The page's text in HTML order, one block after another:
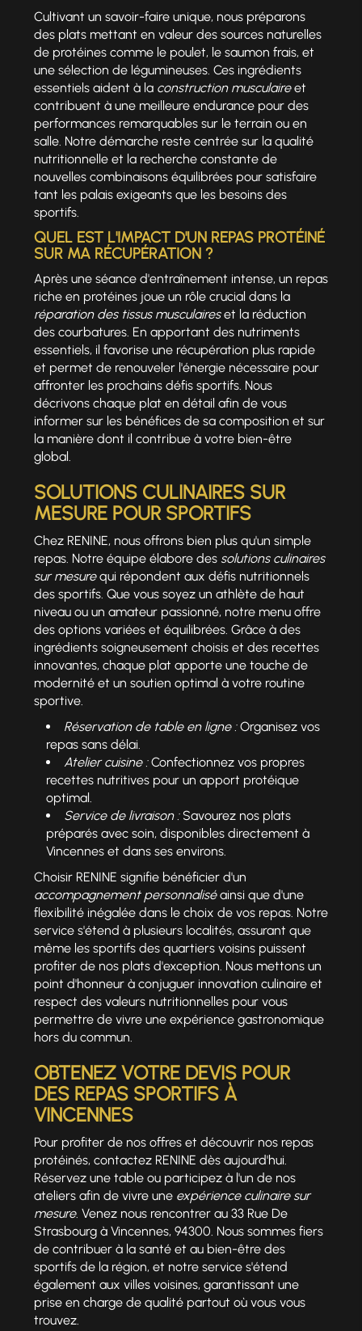
Cultivant un savoir-faire unique, nous préparons
des plats mettant en valeur des sources naturelles
de protéines comme le poulet, le saumon frais, et
une sélection de légumineuses. Ces ingrédients
essentiels aident à la construction musculaireet
contribuent à une meilleure endurance pour des
performances remarquables sur le terrain ou en
salle. Notre démarche reste centrée sur la qualité
nutritionnelle et la recherche constante de
nouvelles combinaisons équilibrées pour satisfaire
tant les palais exigeants que les besoins des
sportifs.
QUEL EST L'IMPACT D'UN REPAS PROTÉINÉ
SUR MA RÉCUPÉRATION ?
Après une séance d'entraînement intense, un repas
riche en protéines joue un rôle crucial dans la
réparation des tissus musculaireset la réduction
des courbatures. En apportant des nutriments
essentiels, il favorise une récupération plus rapide
et permet de renouveler l'énergie nécessaire pour
affronter les prochains défis sportifs. Nous
décrivons chaque plat en détail afin de vous
informer sur les bénéfices de sa composition et sur
la manière dont il contribue à votre bien-être
global.
SOLUTIONS CULINAIRES SUR
MESURE POUR SPORTIFS
Chez RENINE, nous offrons bien plus qu'un simple
repas. Notre équipe élabore des solutions culinaires
sur mesurequi répondent aux défis nutritionnels
des sportifs. Que vous soyez un athlète de haut
niveau ou un amateur passionné, notre menu offre
des options variées et équilibrées. Grâce à des
ingrédients soigneusement choisis et des recettes
innovantes, chaque plat apporte une touche de
modernité et un soutien optimal à votre routine
sportive.
Réservation de table en ligne :Organisez vos
repas sans délai.
Atelier cuisine :Confectionnez vos propres
recettes nutritives pour un apport protéique
optimal.
Service de livraison :Savourez nos plats
préparés avec soin, disponibles directement à
Vincennes et dans ses environs.
Choisir RENINE signifie bénéficier d'un
accompagnement personnaliséainsi que d'une
flexibilité inégalée dans le choix de vos repas. Notre
service s'étend à plusieurs localités, assurant que
même les sportifs des quartiers voisins puissent
profiter de nos plats d'exception. Nous mettons un
point d'honneur à conjuguer innovation culinaire et
respect des valeurs nutritionnelles pour vous
permettre de vivre une expérience gastronomique
hors du commun.
OBTENEZ VOTRE DEVIS POUR
DES REPAS SPORTIFS À
VINCENNES
Pour profiter de nos offres et découvrir nos repas
protéinés, contactez RENINE dès aujourd'hui.
Réservez une table ou participez à l'un de nos
ateliers afin de vivre une expérience culinaire sur
mesure. Venez nous rencontrer au 33 Rue De
Strasbourg à Vincennes, 94300. Nous sommes fiers
de contribuer à la santé et au bien-être des
sportifs de la région, et notre service s'étend
également aux villes voisines, garantissant une
prise en charge de qualité partout où vous vous
trouvez.